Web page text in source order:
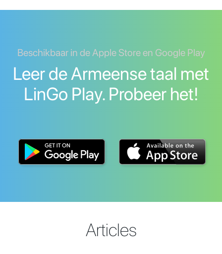
Beschikbaar in de Apple Store en Google Play
Leer de Armeense taal met
LinGo Play. Probeer het!
Articles